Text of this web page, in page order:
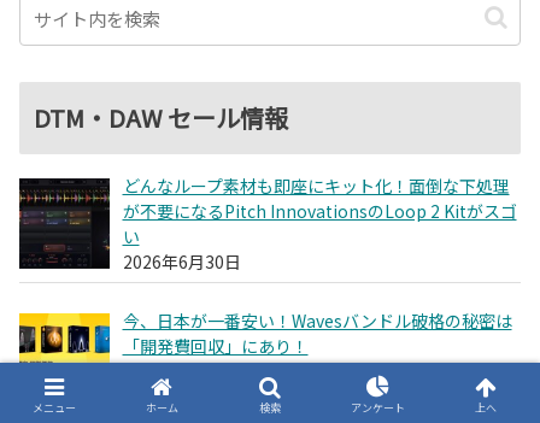
DTM・DAW セール情報
どんなループ素材も即座にキット化！面倒な下処理
が不要になるPitch InnovationsのLoop 2 Kitがスゴ
い
2026年6月30日
今、日本が一番安い！Wavesバンドル破格の秘密は
「開発費回収」にあり！
2026年4月1日
メニュー ホーム 検索 アンケート 上へ